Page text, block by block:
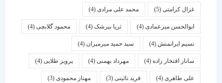
غزال کرامتی(5) محمد علی مرادی(4)
ابوالحسن میرعمادی(4) ثریا بیرشک(4) محمود گلابچی(4)
نسیم ایرانمنش(4) سید حمید میرمیران(4)
ساناز افتخار زاده(4) مهرداد بهمنی (4) پرویز طلایی(4)
علی طاهری(4) فرید نائینی(3) مهناز محمودی(3)